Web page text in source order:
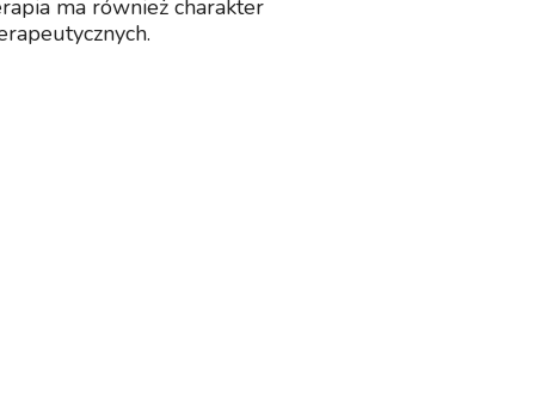
ma również charakter